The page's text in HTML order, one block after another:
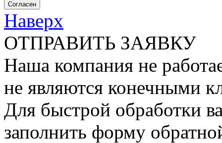
Согласен
Наверх
ОТПРАВИТЬ ЗАЯВКУ
Наша компания не
не являются конечными
Для быстрой обработки
заполнить форму